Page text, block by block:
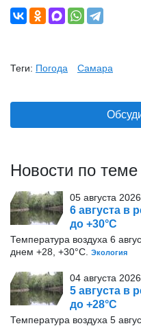
Теги: Погода Самара
Новости по теме
05 августа
6 августа в
до +30°С
Температура воздуха 6
днем +28, +30°С.
Экология
04 августа
5 августа в
до +28°С
Температура воздуха 5